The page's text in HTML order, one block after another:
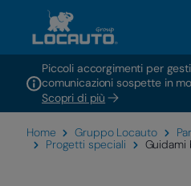
Piccoli accorgimenti per
comunicazioni sospette in
Scopri di più
Home Gruppo Locauto
Progetti speciali
Guidami